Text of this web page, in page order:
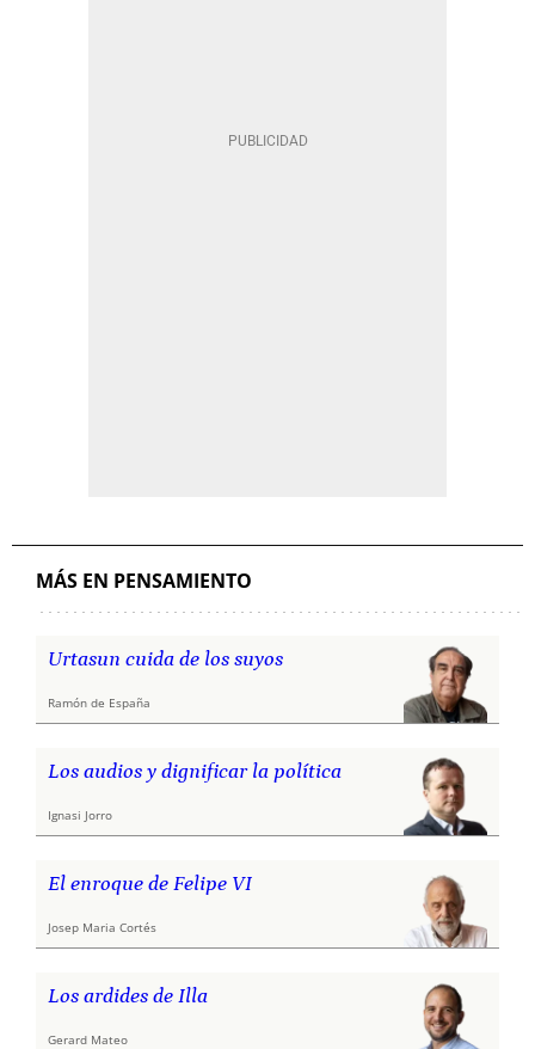
MÁS EN PENSAMIENTO
Urtasun cuida de los suyos
Ramón de España
Los audios y dignificar la política
Ignasi Jorro
El enroque de Felipe VI
Josep Maria Cortés
Los ardides de Illa
Gerard Mateo